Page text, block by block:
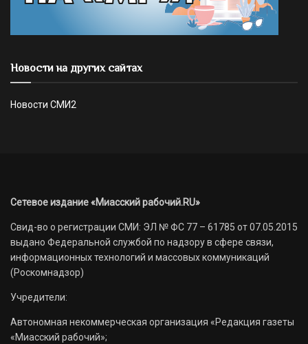
Новости на других сайтах
Новости СМИ2
Сетевое издание «Миасский рабочий.RU»
Свид-во о регистрации СМИ: ЭЛ № ФС 77 – 61785 от 07.05.2015
выдано Федеральной службой по надзору в сфере связи,
информационных технологий и массовых коммуникаций
(Роскомнадзор)
Учредители:
Автономная некоммерческая организация «Редакция газеты
«Миасский рабочий»;